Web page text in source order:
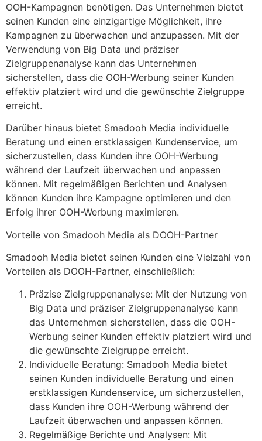
OOH-Kampagnen benötigen. Das Unternehmen bietet
seinen Kunden eine einzigartige Möglichkeit, ihre
Kampagnen zu überwachen und anzupassen. Mit der
Verwendung von Big Data und präziser
Zielgruppenanalyse kann das Unternehmen
sicherstellen, dass die OOH-Werbung seiner Kunden
effektiv platziert wird und die gewünschte Zielgruppe
erreicht.
Darüber hinaus bietet Smadooh Media individuelle
Beratung und einen erstklassigen Kundenservice, um
sicherzustellen, dass Kunden ihre OOH-Werbung
während der Laufzeit überwachen und anpassen
können. Mit regelmäßigen Berichten und Analysen
können Kunden ihre Kampagne optimieren und den
Erfolg ihrer OOH-Werbung maximieren.
Vorteile von Smadooh Media als DOOH-Partner
Smadooh Media bietet seinen Kunden eine Vielzahl von
Vorteilen als DOOH-Partner, einschließlich:
Präzise Zielgruppenanalyse: Mit der Nutzung von
Big Data und präziser Zielgruppenanalyse kann
das Unternehmen sicherstellen, dass die OOH-
Werbung seiner Kunden effektiv platziert wird und
die gewünschte Zielgruppe erreicht.
Individuelle Beratung: Smadooh Media bietet
seinen Kunden individuelle Beratung und einen
erstklassigen Kundenservice, um sicherzustellen,
dass Kunden ihre OOH-Werbung während der
Laufzeit überwachen und anpassen können.
Regelmäßige Berichte und Analysen: Mit